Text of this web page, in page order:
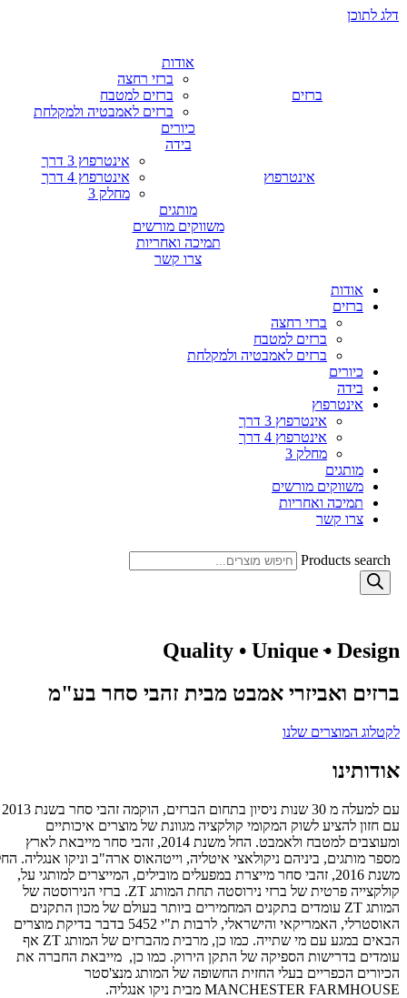
דלג לתוכן
אודות
ברזים
ברזי רחצה
ברזים למטבח
ברזים לאמבטיה ולמקלחת
כיורים
בידה
אינטרפוץ
אינטרפוץ 3 דרך
אינטרפוץ 4 דרך
מחלק 3
מותגים
משווקים מורשים
תמיכה ואחריות
צרו קשר
אודות
ברזים
ברזי רחצה
ברזים למטבח
ברזים לאמבטיה ולמקלחת
כיורים
בידה
אינטרפוץ
אינטרפוץ 3 דרך
אינטרפוץ 4 דרך
מחלק 3
מותגים
משווקים מורשים
תמיכה ואחריות
צרו קשר
Products search
Quality • Unique ּ• Design
ברזים ואביזרי אמבט מבית זהבי סחר בע"מ
לקטלוג המוצרים שלנו
אודותינו
עם למעלה מ 30 שנות ניסיון בתחום הברזים, הוקמה זהבי סחר בשנת 2013
עם חזון להציע לשוק המקומי קולקציה מגוונת של מוצרים איכותיים
ומעוצבים למטבח ולאמבט. החל משנת 2014, זהבי סחר מייבאת לארץ
מספר מותגים, ביניהם ניקולאצי איטליה, וייטהאוס ארה"ב וניקו אנגליה. החל
משנת 2016, זהבי סחר מייצרת במפעלים מובילים, המייצרים למותגי על,
קולקצייה פרטית של ברזי נירוסטה תחת המותג ZT. ברזי הנירוסטה של
המותג ZT עומדים בתקנים המחמירים ביותר בעולם של מכון התקנים
האוסטרלי, האמריקאי והישראלי, לרבות ת"י 5452 בדבר בדיקת מוצרים
הבאים במגע עם מי שתייה. כמו כן, מרבית מהברזים של המותג ZT אף
עומדים בדרישות הספיקה של התקן הירוק. כמו כן, מייבאת החברה את
הכיורים הכפריים בעלי החזית החשופה של המותג מנצ'סטר
MANCHESTER FARMHOUSE מבית ניקו אנגליה.